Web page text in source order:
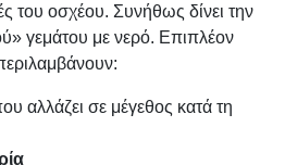
του οσχέου. Συνήθως δίνει την
γεμάτου με νερό. Επιπλέον
αλλάζει σε μέγεθος κατά τη